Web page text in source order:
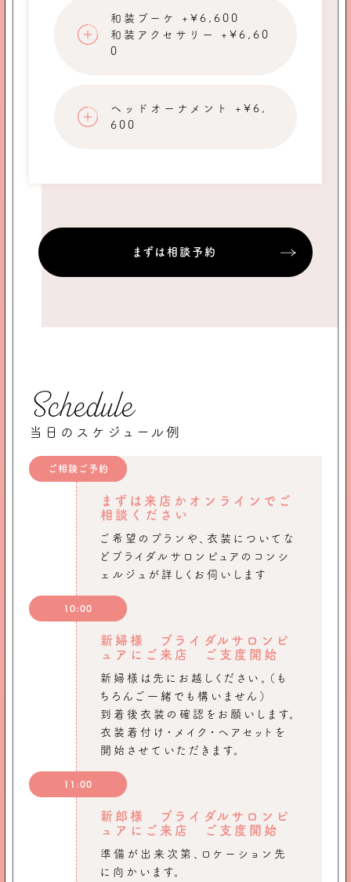
和装ブーケ +¥6,600
和装アクセサリー +¥6,60
0
ヘッドオーナメント +¥6,
600
まずは相談予約
Schedule
当日のスケジュール例
ご相談ご予約
まずは来店かオンラインでご
相談ください
ご希望のプランや、衣装についてな
どブライダルサロンピュアのコンシ
ェルジュが詳しくお伺いします
10:00
新婦様 ブライダルサロンピ
ュアにご来店 ご支度開始
新婦様は先にお越しください。（も
ちろんご一緒でも構いません）
到着後衣装の確認をお願いします。
衣装着付け・メイク・ヘアセットを
開始させていただきます。
11:00
新郎様 ブライダルサロンピ
ュアにご来店 ご支度開始
準備が出来次第、ロケーション先
に向かいます。